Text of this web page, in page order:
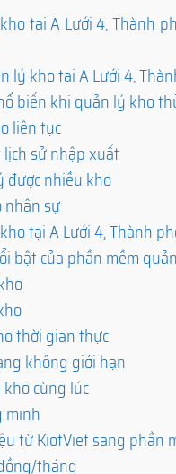
tại A Lưới 4, Thành
lý kho tại A Lưới 4,
biến khi quản lý kho
liên tục
sử nhập xuất
được nhiều kho
nhân sự
tại A Lưới 4, Thành
bật của phần mềm
thời gian thực
không giới hạn
cùng lúc
minh
từ KiotViet sang phần
tháng